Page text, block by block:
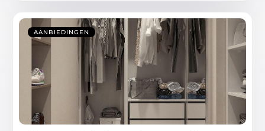
AANBIEDINGEN